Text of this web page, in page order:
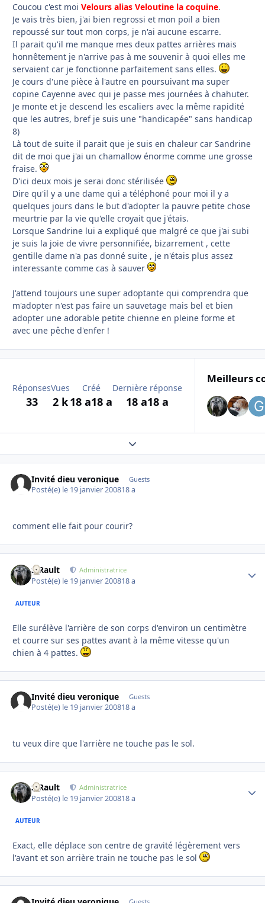
Coucou c'est moi Velours alias Veloutine la coquine.
Je vais très bien, j'ai bien regrossi et mon poil a bien
repoussé sur tout mon corps, je n'ai aucune escarre.
Il parait qu'il me manque mes deux pattes arrières mais
honnêtement je n'arrive pas à me souvenir à quoi elles me
servaient car je fonctionne parfaitement sans elles.
Je cours d'une pièce à l'autre en poursuivant ma super
copine Cayenne avec qui je passe mes journées à chahuter.
Je monte et je descend les escaliers avec la même rapidité
que les autres, bref je suis une "handicapée" sans handicap
8)
Là tout de suite il parait que je suis en chaleur car Sandrine
dit de moi que j'ai un chamallow énorme comme une grosse
fraise.
D'ici deux mois je serai donc stérilisée
Dire qu'il y a une dame qui a téléphoné pour moi il y a
quelques jours dans le but d'adopter la pauvre petite chose
meurtrie par la vie qu'elle croyait que j'étais.
Lorsque Sandrine lui a expliqué que malgré ce que j'ai subi
je suis la joie de vivre personnifiée, bizarrement , cette
gentille dame n'a pas donné suite , je n'étais plus assez
interessante comme cas à sauver
J'attend toujours une super adoptante qui comprendra que
m'adopter n'est pas faire un sauvetage mais bel et bien
adopter une adorable petite chienne en pleine forme et
avec une pêche d'enfer !
Réponses
33
Vues
2 k
Créé
18 a18 a
Dernière réponse
18 a18 a
Meilleurs
Expand topic overview
Invité dieu veronique Guests
Posté(e) le 19 janvier 200818 a
comment elle fait pour courir?
S.Rault Administratrice
Posté(e) le 19 janvier 200818 a
AUTEUR
Elle surélève l'arrière de son corps d'environ un centimètre
et courre sur ses pattes avant à la même vitesse qu'un
chien à 4 pattes.
Invité dieu veronique Guests
Posté(e) le 19 janvier 200818 a
tu veux dire que l'arrière ne touche pas le sol.
S.Rault Administratrice
Posté(e) le 19 janvier 200818 a
AUTEUR
Exact, elle déplace son centre de gravité légèrement vers
l'avant et son arrière train ne touche pas le sol